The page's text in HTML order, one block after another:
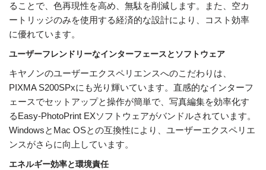
ることで、色再現性を高め、無駄を削減します。また、空カ
ートリッジのみを使用する経済的な設計により、コスト効率
に優れています。
ユーザーフレンドリーなインターフェースとソフトウェア
キヤノンのユーザーエクスペリエンスへのこだわりは、
PIXMA S200SPxにも光り輝いています。直感的なインターフ
ェースでセットアップと操作が簡単で、写真編集を効率化す
るEasy-PhotoPrint EXソフトウェアがバンドルされています。
WindowsとMac OSとの互換性により、ユーザーエクスペリエ
ンスがさらに向上しています。
エネルギー効率と環境責任